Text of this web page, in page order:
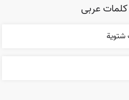
کلمات عربی
شتوية